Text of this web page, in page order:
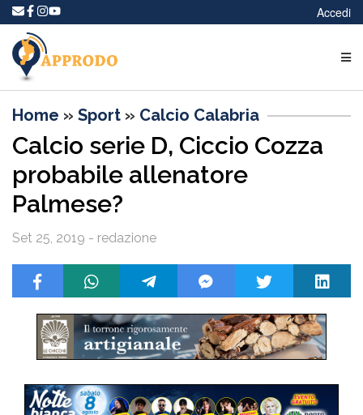
Accedi
Home » Sport » Calcio Calabria
Calcio serie D, Ciccio Cozza
probabile allenatore
Palmese?
Set 25, 2019 - redazione